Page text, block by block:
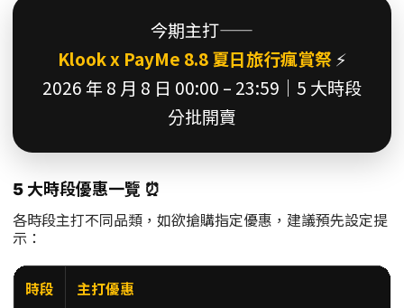
今期主打——
Klook x PayMe 8.8 夏日旅行瘋賞祭 ⚡
2026 年 8 月 8 日 00:00 – 23:59｜5 大時段
分批開賣
5 大時段優惠一覽 ⏰
各時段主打不同品類，如欲搶購指定優惠，建議預先設定提
示：
時段 主打優惠